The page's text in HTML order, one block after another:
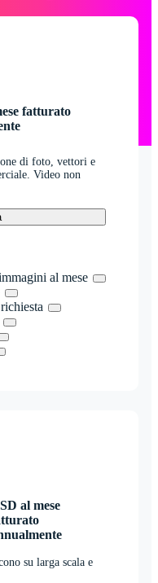
fatturato
di foto, vettori e
Video non
al mese
al mese
su larga scala e